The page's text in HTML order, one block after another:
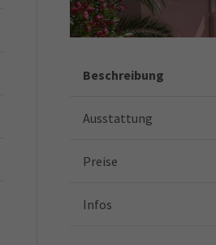
Beschreibung
Ausstattung
Preise
Infos